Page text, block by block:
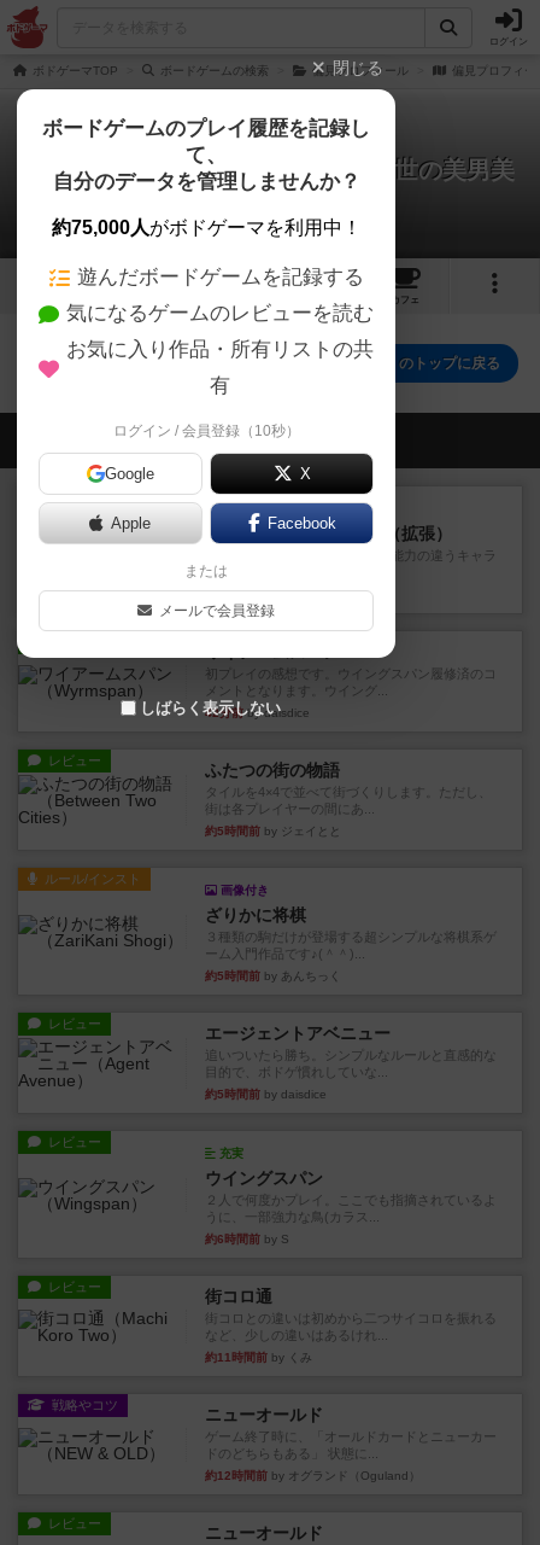
ログイン
ボドゲーマTOP ボードゲームの検索 偏見プロフィール 偏見プロフィ
偏見プロフィール 拡張パック【絶世の美男美
女編】
0件のレビュー
1
カフェ
偏見プロフィール 拡張パック【絶世の美男美女編】のトップに戻る
会員の新しい投稿
レビュー
クランク! ：冒険者たち（拡張）
クランク！のプレイヤーごとに能力の違うキャラ
クターを使用できるようにな...
16分前by ぽっぽーくるっぽー
初プレイの感想です。ウイングスパン履修済のコ
メントとなります。ウイング...
42分前by daisdice
レビュー ふたつの街の物語
タイルを4×4で並べて街づくりします。ただし、
街は各プレイヤーの間にあ...
約5時間前 by ジェイとと
ルール/インスト
画像付き
ざりかに将棋
３種類の駒だけが登場する超シンプルな将棋系ゲ
ーム入門作品です♪(＾＾)...
約5時間前 by あんちっく
レビュー エージェントアベニュー
追いついたら勝ち。シンプルなルールと直感的な
目的で、ボドゲ慣れしていな...
約5時間前 by daisdice
レビュー
充実
ウイングスパン
２人で何度かプレイ。ここでも指摘されているよ
うに、一部強力な鳥(カラス...
約6時間前 by S
レビュー 街コロ通
街コロとの違いは初めから二つサイコロを振れる
など、少しの違いはあるけれ...
約11時間前 by くみ
戦略やコツ ニューオールド
ゲーム終了時に、「オールドカードとニューカー
ドのどちらもある」 状態に...
約12時間前 by オグランド（Oguland）
レビュー ニューオールド
閉じる
ボードゲームのプレイ履歴を記録し
て、
自分のデータを管理しませんか？
約75,000人がボドゲーマを利用中！
遊んだボードゲームを記録する
気になるゲームのレビューを読む
お気に入り作品・所有リストの共
有
ログイン / 会員登録（10秒）
Google X
Apple Facebook
または
メールで会員登録
しばらく表示しない